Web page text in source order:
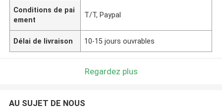
Conditions de pai
ement
T/T, Paypal
Délai de livraison 10-15 jours ouvrables
Regardez plus
AU SUJET DE NOUS